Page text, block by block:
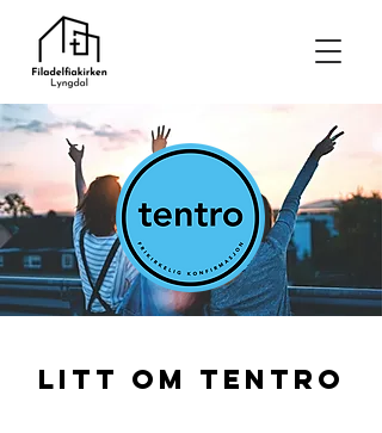
Litt om Tentro